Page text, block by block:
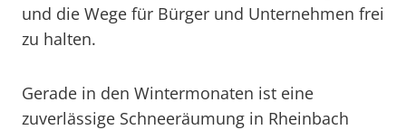
und die Wege für Bürger und Unternehmen frei
zu halten.
Gerade in den Wintermonaten ist eine
zuverlässige Schneeräumung in Rheinbach